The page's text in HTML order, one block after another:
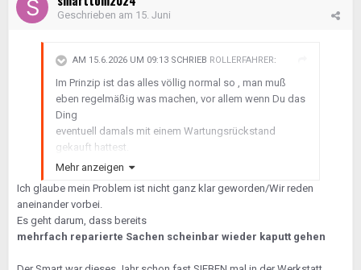
Geschrieben am 15. Juni
AM 15.6.2026 UM 09:13 SCHRIEB ROLLERFAHRER:
Im Prinzip ist das alles völlig normal so , man muß
eben regelmäßig was machen, vor allem wenn Du das
Ding
eventuell damals mit einem Wartungsrückstand
gekauft hattest.
Dann muß erstmal der Rückstand aufgeholt werden.
Wenn du Ruhe haben willst , mußt du dir was Neues
kaufen , aber diese Art von Ruhe muß auch bezahlt
werden.
Also vielleicht zu Fuß gehen?
Mehr anzeigen
Ich glaube mein Problem ist nicht ganz klar geworden/Wir reden
aneinander vorbei.
Es geht darum, dass bereits
mehrfach reparierte Sachen scheinbar wieder kaputt gehen